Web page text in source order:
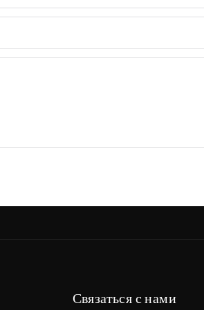
Связаться с нами